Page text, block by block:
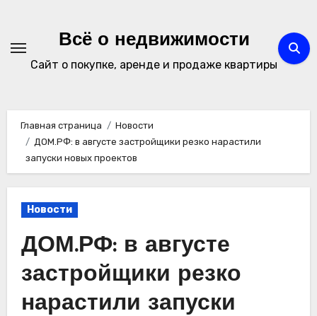
содержимомуВсё о недвижимости
Сайт о покупке, аренде и продаже квартиры
Главная страница
Новости
ДОМ.РФ: в августе застройщики резко нарастили
запуски новых проектов
Новости
ДОМ.РФ: в августе
застройщики резко
нарастили запуски